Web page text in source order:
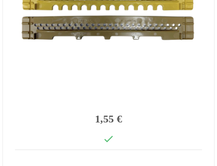
1,55 €
